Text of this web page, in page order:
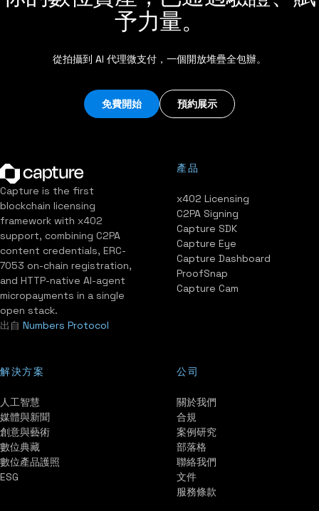
予力量。
從拍攝到 AI 代理微支付，一個開放堆疊全包辦。
免費開始 預約展示
Capture is the first
blockchain licensing
framework with x402
support, combining C2PA
content credentials, ERC-
7053 on-chain registration,
and HTTP-native AI-agent
micropayments in a single
open stack.
出自 Numbers Protocol
產品
x402 Licensing
C2PA Signing
Capture SDK
Capture Eye
Capture Dashboard
ProofSnap
Capture Cam
解決方案
人工智慧
媒體與新聞
創意與藝術
數位典藏
數位產品護照
ESG
公司
關於我們
合規
案例研究
部落格
聯絡我們
文件
服務條款